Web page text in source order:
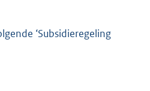
‘Subsidieregeling